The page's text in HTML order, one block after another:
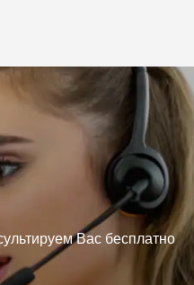
Вас бесплатно